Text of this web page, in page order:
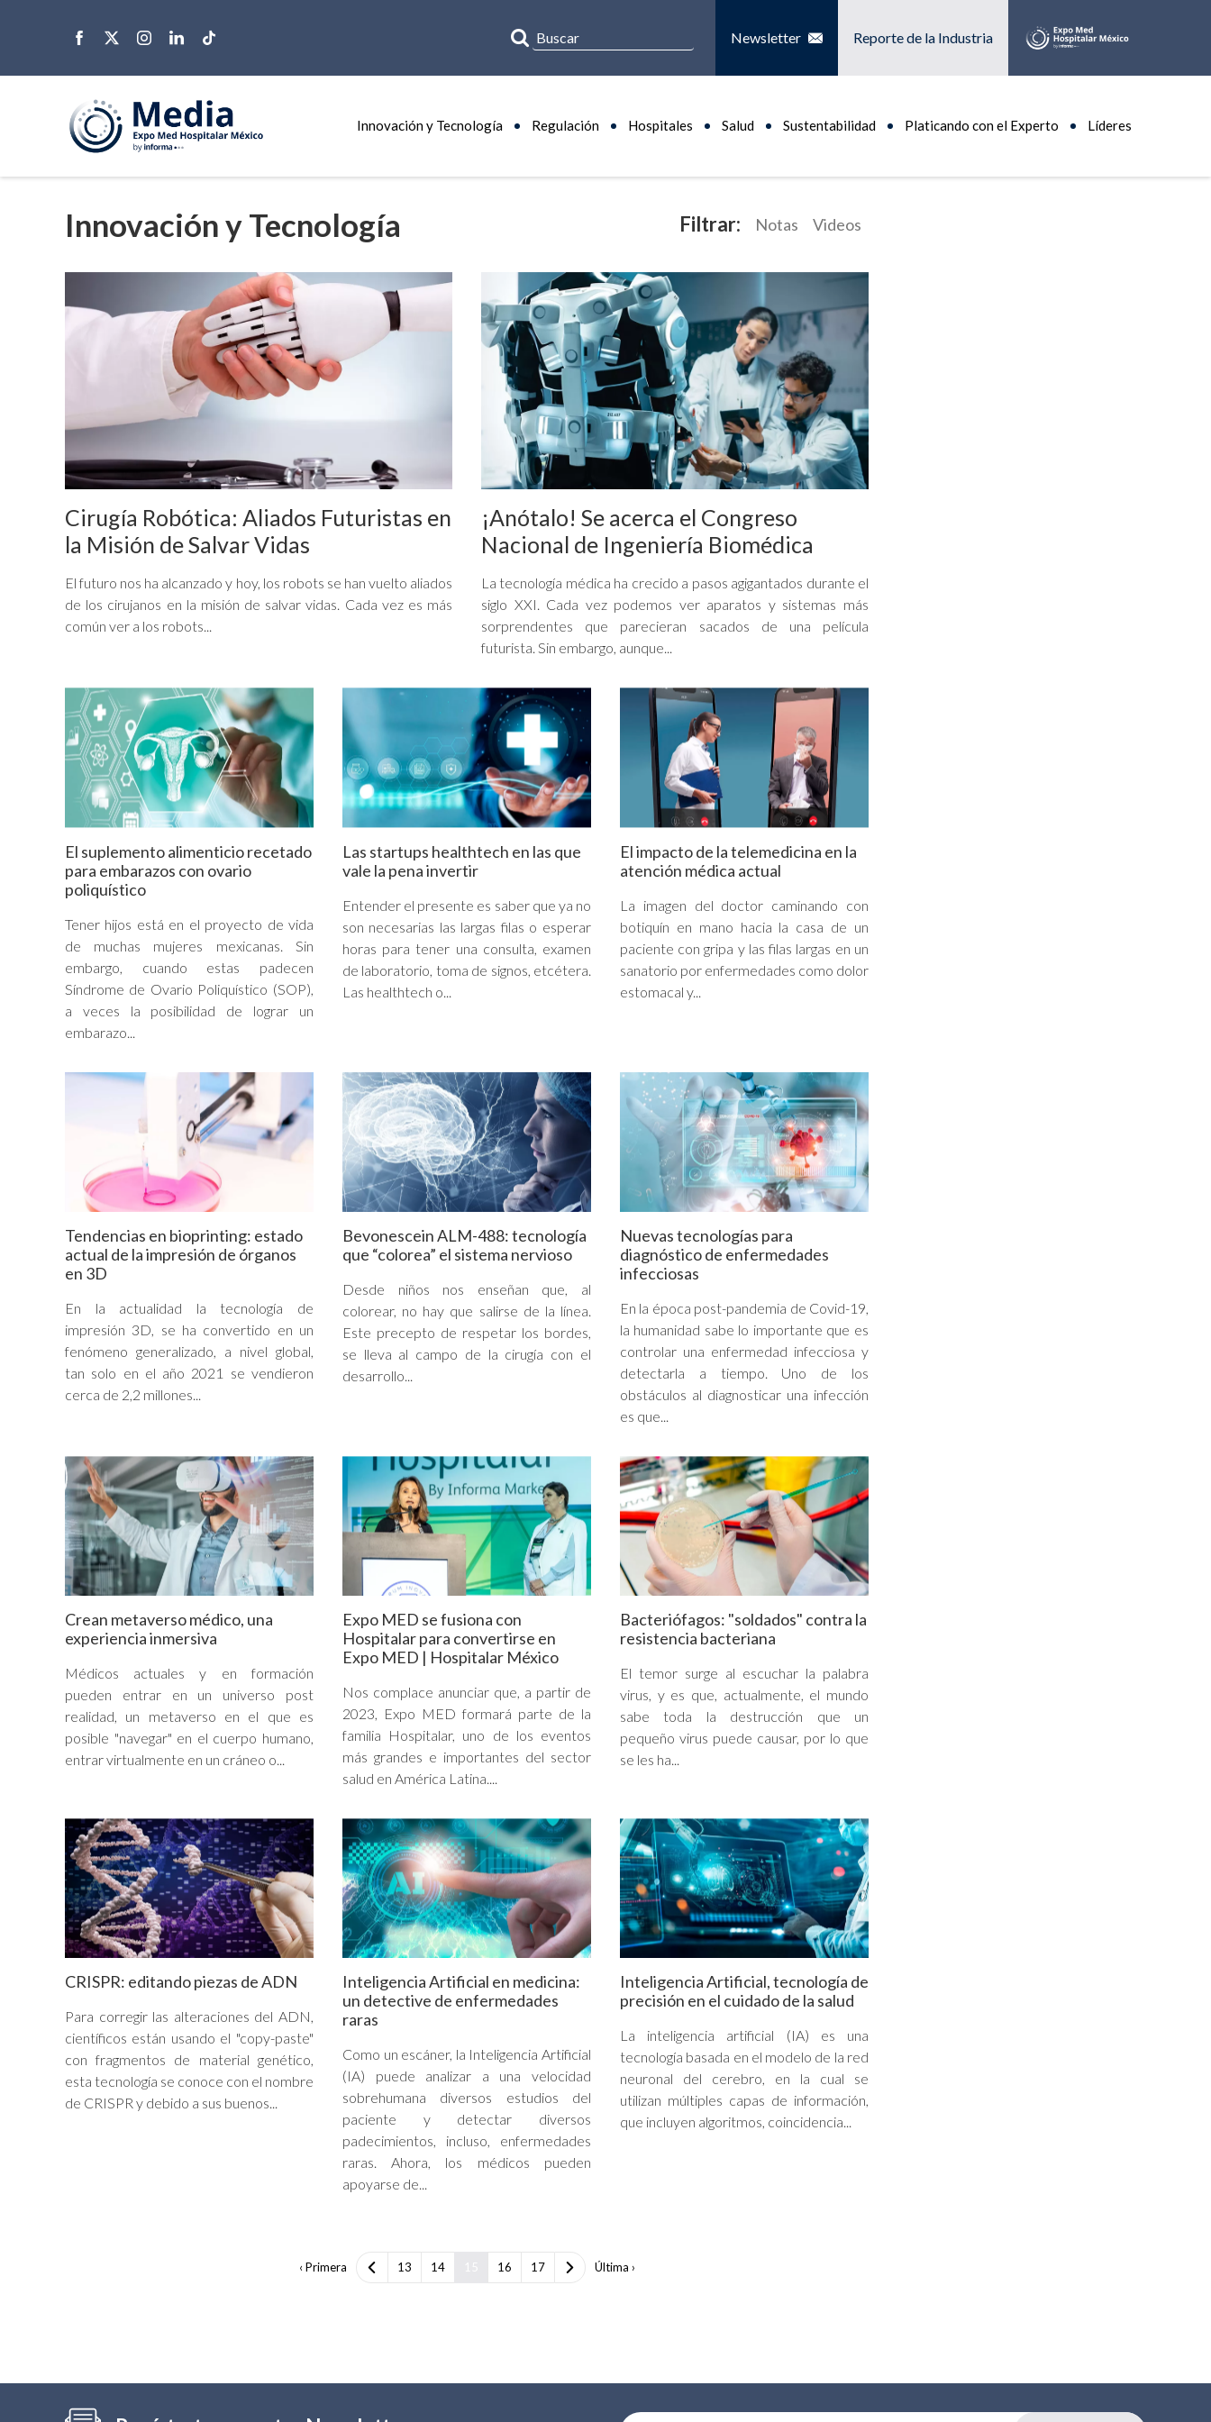
Newsletter Reporte de la Industria
Innovación y Tecnología Regulación Hospitales Salud Sustentabilidad Platicando con el Experto Líderes
Innovación y Tecnología Filtrar: Notas Videos
Cirugía Robótica: Aliados Futuristas en
la Misión de Salvar Vidas
El futuro nos ha alcanzado y hoy, los robots se han vuelto aliados
de los cirujanos en la misión de salvar vidas. Cada vez es más
común ver a los robots...
¡Anótalo! Se acerca el Congreso
Nacional de Ingeniería Biomédica
La tecnología médica ha crecido a pasos agigantados durante el
siglo XXI. Cada vez podemos ver aparatos y sistemas más
sorprendentes que parecieran sacados de una película
futurista. Sin embargo, aunque...
El suplemento alimenticio recetado
para embarazos con ovario
poliquístico
Tener hijos está en el proyecto de vida
de muchas mujeres mexicanas. Sin
embargo, cuando estas padecen
Síndrome de Ovario Poliquístico (SOP),
a veces la posibilidad de lograr un
embarazo...
Las startups healthtech en las que
vale la pena invertir
Entender el presente es saber que ya no
son necesarias las largas filas o esperar
horas para tener una consulta, examen
de laboratorio, toma de signos, etcétera.
Las healthtech o...
El impacto de la telemedicina en la
atención médica actual
La imagen del doctor caminando con
botiquín en mano hacia la casa de un
paciente con gripa y las filas largas en un
sanatorio por enfermedades como dolor
estomacal y...
Tendencias en bioprinting: estado
actual de la impresión de órganos
en 3D
En la actualidad la tecnología de
impresión 3D, se ha convertido en un
fenómeno generalizado, a nivel global,
tan solo en el año 2021 se vendieron
cerca de 2,2 millones...
Bevonescein ALM-488: tecnología
que “colorea” el sistema nervioso
Desde niños nos enseñan que, al
colorear, no hay que salirse de la línea.
Este precepto de respetar los bordes,
se lleva al campo de la cirugía con el
desarrollo...
Nuevas tecnologías para
diagnóstico de enfermedades
infecciosas
En la época post-pandemia de Covid-19,
la humanidad sabe lo importante que es
controlar una enfermedad infecciosa y
detectarla a tiempo. Uno de los
obstáculos al diagnosticar una infección
es que...
Crean metaverso médico, una
experiencia inmersiva
Médicos actuales y en formación
pueden entrar en un universo post
realidad, un metaverso en el que es
posible "navegar" en el cuerpo humano,
entrar virtualmente en un cráneo o...
Expo MED se fusiona con
Hospitalar para convertirse en
Expo MED | Hospitalar México
Nos complace anunciar que, a partir de
2023, Expo MED formará parte de la
familia Hospitalar, uno de los eventos
más grandes e importantes del sector
salud en América Latina....
Bacteriófagos: "soldados" contra la
resistencia bacteriana
El temor surge al escuchar la palabra
virus, y es que, actualmente, el mundo
sabe toda la destrucción que un
pequeño virus puede causar, por lo que
se les ha...
CRISPR: editando piezas de ADN
Para corregir las alteraciones del ADN,
científicos están usando el "copy-paste"
con fragmentos de material genético,
esta tecnología se conoce con el nombre
de CRISPR y debido a sus buenos...
Inteligencia Artificial en medicina:
un detective de enfermedades
raras
Como un escáner, la Inteligencia Artificial
(IA) puede analizar a una velocidad
sobrehumana diversos estudios del
paciente y detectar diversos
padecimientos, incluso, enfermedades
raras. Ahora, los médicos pueden
apoyarse de...
Inteligencia Artificial, tecnología de
precisión en el cuidado de la salud
La inteligencia artificial (IA) es una
tecnología basada en el modelo de la red
neuronal del cerebro, en la cual se
utilizan múltiples capas de información,
que incluyen algoritmos, coincidencia...
‹ Primera 13 14 16 17 Última ›